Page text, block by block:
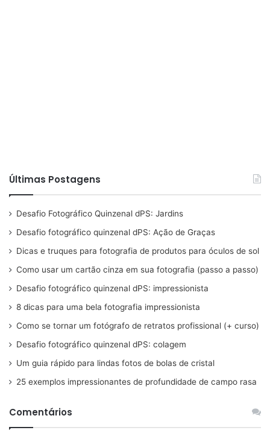
Últimas Postagens
Desafio Fotográfico Quinzenal dPS: Jardins
Desafio fotográfico quinzenal dPS: Ação de Graças
Dicas e truques para fotografia de produtos para óculos de sol
Como usar um cartão cinza em sua fotografia (passo a passo)
Desafio fotográfico quinzenal dPS: impressionista
8 dicas para uma bela fotografia impressionista
Como se tornar um fotógrafo de retratos profissional (+ curso)
Desafio fotográfico quinzenal dPS: colagem
Um guia rápido para lindas fotos de bolas de cristal
25 exemplos impressionantes de profundidade de campo rasa
Comentários